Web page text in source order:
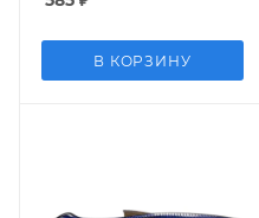
В КОРЗИНУ